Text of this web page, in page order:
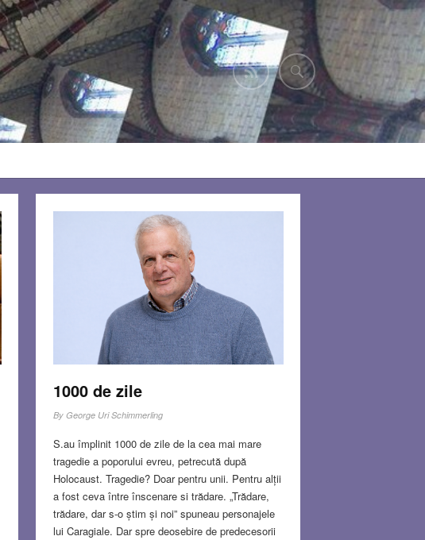
1000 de zile
By George Uri Schimmerling
S.au împlinit 1000 de zile de la cea mai mare
tragedie a poporului evreu, petrecută după
Holocaust. Tragedie? Doar pentru unii. Pentru alții
a fost ceva între înscenare si trădare. „Trădare,
trădare, dar s-o știm și noi” spuneau personajele
lui Caragiale. Dar spre deosebire de predecesorii